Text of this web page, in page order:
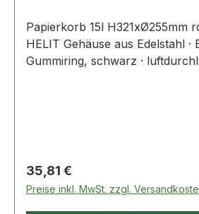
Papierkorb 15l H321xØ255mm
HELIT Gehäuse aus Edelstahl ·
Gummiring, schwarz ·
Regulärer Preis:
35,81 €
Preise inkl. MwSt. zzgl.